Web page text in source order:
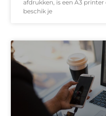
afdrukken, is een A3
beschik je